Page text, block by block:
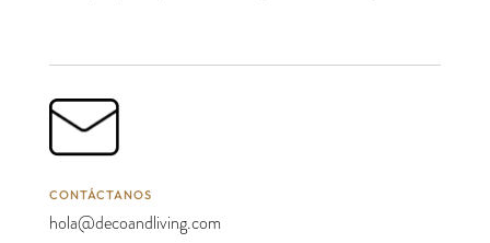
CONTÁCTANOS
hola@decoandliving.com